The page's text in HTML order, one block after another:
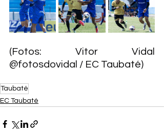
(Fotos: Vitor Vidal
@fotosdovidal / EC Taubaté)
Taubaté
EC Taubaté